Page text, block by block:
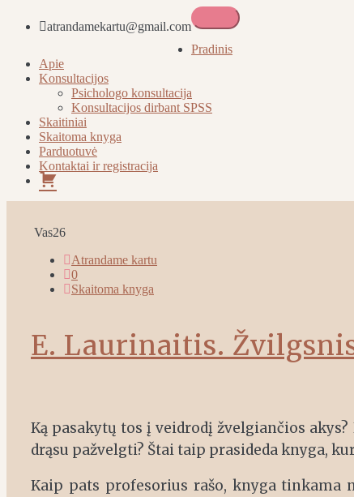
atrandamekartu@gmail.com
Atrandame kartu
Pradinis
Apie
Konsultacijos
Psichologo konsultacija
Konsultacijos dirbant SPSS
Skaitiniai
Skaitoma knyga
Parduotuvė
Kontaktai ir registracija
Pirkinių
krepšelis
Vas26
Atrandame kartu
0
Skaitoma knyga
E. Laurinaitis.
Ką pasakytų tos į veidrodį žvelgiančios
drąsu pažvelgti? Štai taip prasideda knyga,
Kaip pats profesorius rašo, knyga